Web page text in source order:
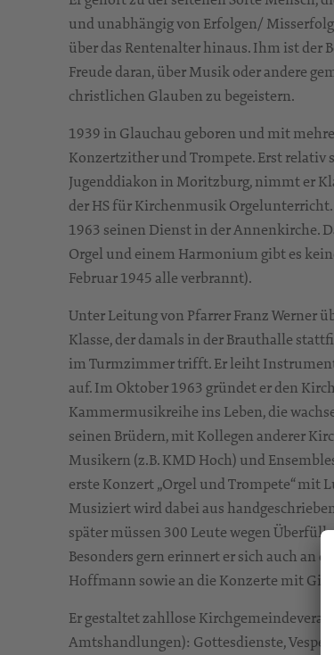
und unabhängig von Erfolgen/
über das Rentenalter hinaus. Ihm ist der
Freude daran, über Musik oder andere
christlichen Glauben zu begeistern.
1939 in Glauchau geboren und mit
Konzertzither und Trompete. Erst relativ
Jugenddiakon in Moritzburg, nimmt er
der HS für Kirchenmusik
1963 seinen Dienst in der Annenkirche.
Orgel und einem Harmonium gibt es
Februar 1945 alle verbrannt).
Unter Leitung von Pfarrer Franz Werner
Klasse, der damals in der Brauthalle
im Turmzimmer trifft. Er leiht
auf. Im Oktober 1963 gründet er den
Kammermusikreihe ins Leben, die
seinen Brüdern, mit Kollegen anderer
Musikern (z.B. KMD Hoch) und
erste Konzert „Orgel und Trompete“ mit
Musiziert wird dabei aus
später müssen 300 Leute wegen
Besonders gern erinnert er sich auch an
Hoffmann sowie an die Konzerte mit
Er gestaltet zahllose
Amtshandlungen): Gottesdienste,